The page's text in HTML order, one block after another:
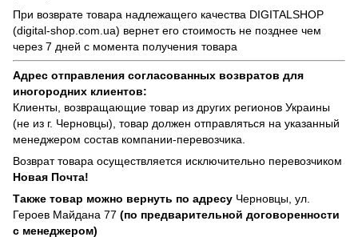
При возврате товара надлежащего качества DIGITALSHOP
(digital-shop.com.ua) вернет его стоимость не позднее чем
через 7 дней с момента получения товара
Адрес отправления согласованных возвратов для
иногородних клиентов:
Клиенты, возвращающие товар из других регионов Украины
(не из г. Черновцы), товар должен отправляться на указанный
менеджером состав компании-перевозчика.
Возврат товара осуществляется исключительно перевозчиком
Новая Почта!
Также товар можно вернуть по адресу Черновцы, ул.
Героев Майдана 77 (по предварительной договоренности
с менеджером)